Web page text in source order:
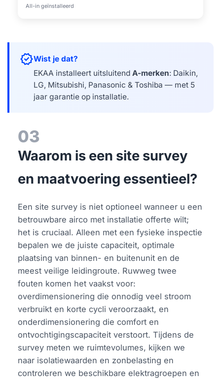
All-in geïnstalleerd
verifiedWist je dat?
EKAA installeert uitsluitendA-merken: Daikin,
LG, Mitsubishi, Panasonic & Toshiba — met 5
jaar garantie op installatie.
03
Waarom is een site survey
en maatvoering essentieel?
Een site survey is niet optioneel wanneer u een
betrouwbare airco met installatie offerte wilt;
het is cruciaal. Alleen met een fysieke inspectie
bepalen we de juiste capaciteit, optimale
plaatsing van binnen- en buitenunit en de
meest veilige leidingroute. Ruwweg twee
fouten komen het vaakst voor:
overdimensionering die onnodig veel stroom
verbruikt en korte cycli veroorzaakt, en
onderdimensionering die comfort en
ontvochtigingscapaciteit verstoort. Tijdens de
survey meten we ruimtevolumes, kijken we
naar isolatiewaarden en zonbelasting en
controleren we beschikbare elektragroepen en